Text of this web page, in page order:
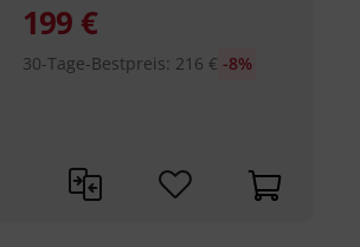
199 €
30-Tage-Bestpreis: 216 € -8%